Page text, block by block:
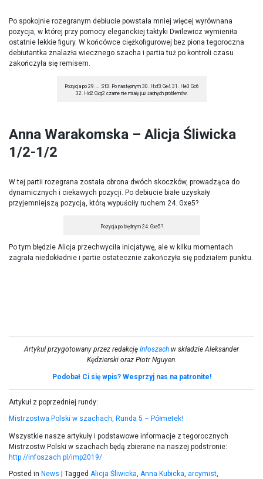
Po spokojnie rozegranym debiucie powstała mniej więcej wyrównana
pozycja, w której przy pomocy eleganckiej taktyki Dwilewicz wymieniła
ostatnie lekkie figury. W końcówce ciężkofigurowej bez piona tegoroczna
debiutantka znalazła wiecznego szacha i partia tuż po kontroli czasu
zakończyła się remisem.
Pozycja po 29. … Sf3. Po następnym 30. Hxf3 Ge4 31. He3 Gc6
32. Hd2 Gxg2 czarne nie miały już żadnych problemów.
Anna Warakomska – Alicja Śliwicka
1/2-1/2
W tej partii rozegrana została obrona dwóch skoczków, prowadząca do
dynamicznych i ciekawych pozycji. Po debiucie białe uzyskały
przyjemniejszą pozycją, którą wypuściły ruchem 24. Gxe5?
Pozycja po błędnym 24. Gxe5?
Po tym błędzie Alicja przechwyciła inicjatywę, ale w kilku momentach
zagrała niedokładnie i partie ostatecznie zakończyła się podziałem punktu.
Artykuł przygotowany przez redakcję Infoszach w składzie Aleksander
Kędzierski oraz Piotr Nguyen.
Podobał Ci się wpis? Wesprzyj nas na patronite!
Artykuł z poprzedniej rundy:
Mistrzostwa Polski w szachach, Runda 5 – Półmetek!
Wszystkie nasze artykuły i podstawowe informacje z tegorocznych
Mistrzostw Polski w szachach będą zbierane na naszej podstronie:
http://infoszach.pl/imp2019/
Posted in News Tagged Alicja Śliwicka, Anna Kubicka, arcymist,